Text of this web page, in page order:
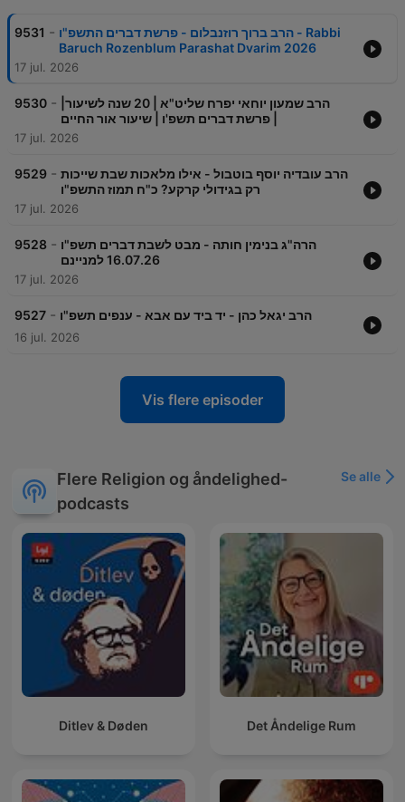
9531 - הרב ברוך רוזנבלום - פרשת דברים התשפ"ו - Rabbi
Baruch Rozenblum Parashat Dvarim 2026
17 jul. 2026
9530 - הרב שמעון יוחאי יפרח שליט"א | 20 שנה לשיעור|
17 jul. 2026
9529 - הרב עובדיה יוסף בוטבול - אילו מלאכות שבת שייכות
רק בגידולי קרקע? כ"ח תמוז התשפ"ו
17 jul. 2026
9528 - הרה"ג בנימין חותה - מבט לשבת דברים תשפ"ו
16.07.26 למניינם
17 jul. 2026
9527 - הרב יגאל כהן - יד ביד עם אבא - ענפים תשפ"ו
16 jul. 2026
Vis flere episoder
Flere Religion og åndelighed-
podcasts
Se alle
Ditlev & Døden Det Åndelige Rum